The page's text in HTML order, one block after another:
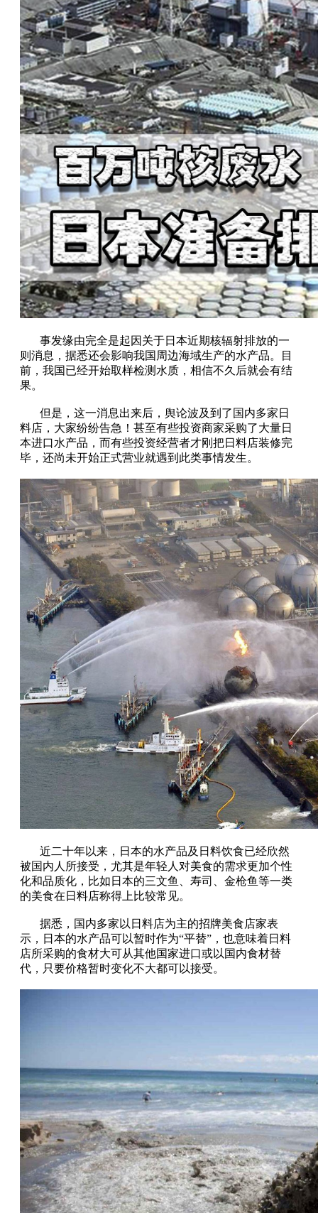
事发缘由完全是起因关于日本近期核辐射排放的一
则消息，据悉还会影响我国周边海域生产的水产品。目
前，我国已经开始取样检测水质，相信不久后就会有结
果。
但是，这一消息出来后，舆论波及到了国内多家日
料店，大家纷纷告急！甚至有些投资商家采购了大量日
本进口水产品，而有些投资经营者才刚把日料店装修完
毕，还尚未开始正式营业就遇到此类事情发生。
近二十年以来，日本的水产品及日料饮食已经欣然
被国内人所接受，尤其是年轻人对美食的需求更加个性
化和品质化，比如日本的三文鱼、寿司、金枪鱼等一类
的美食在日料店称得上比较常见。
据悉，国内多家以日料店为主的招牌美食店家表
示，日本的水产品可以暂时作为“平替”，也意味着日料
店所采购的食材大可从其他国家进口或以国内食材替
代，只要价格暂时变化不大都可以接受。